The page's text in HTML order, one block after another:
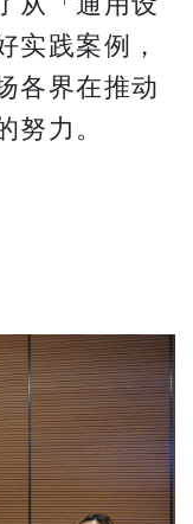
实践案例，
各界在推动
力。